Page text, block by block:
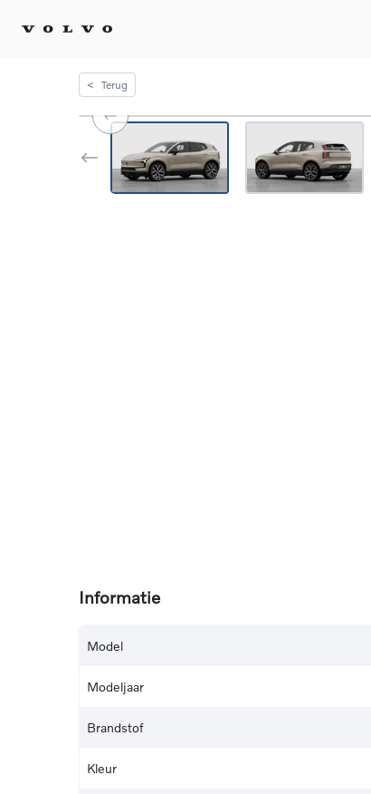
< Terug
Informatie
Model
Modeljaar
Brandstof
Kleur